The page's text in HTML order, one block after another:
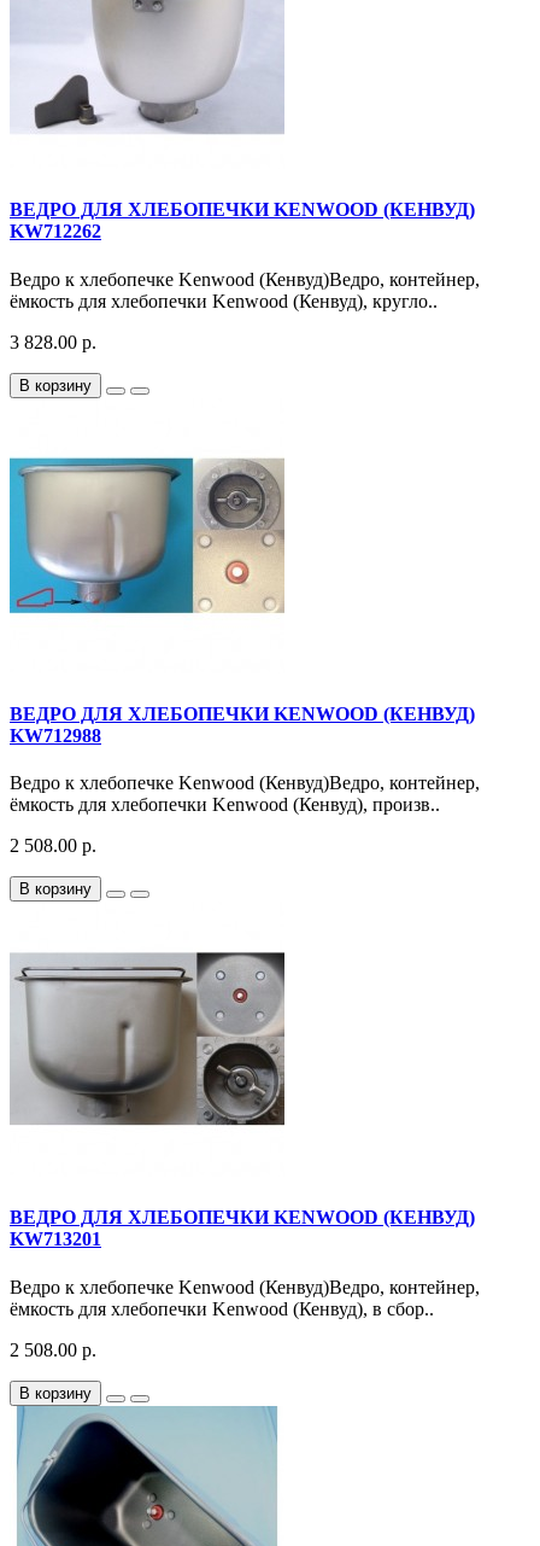
ВЕДРО ДЛЯ ХЛЕБОПЕЧКИ KENWOOD (КЕНВУД)
KW712262
Ведро к хлебопечке Kenwood (Кенвуд)Ведро, контейнер,
ёмкость для хлебопечки Kenwood (Кенвуд), кругло..
3 828.00 р.
В корзину
ВЕДРО ДЛЯ ХЛЕБОПЕЧКИ KENWOOD (КЕНВУД)
KW712988
Ведро к хлебопечке Kenwood (Кенвуд)Ведро, контейнер,
ёмкость для хлебопечки Kenwood (Кенвуд), произв..
2 508.00 р.
В корзину
ВЕДРО ДЛЯ ХЛЕБОПЕЧКИ KENWOOD (КЕНВУД)
KW713201
Ведро к хлебопечке Kenwood (Кенвуд)Ведро, контейнер,
ёмкость для хлебопечки Kenwood (Кенвуд), в сбор..
2 508.00 р.
В корзину